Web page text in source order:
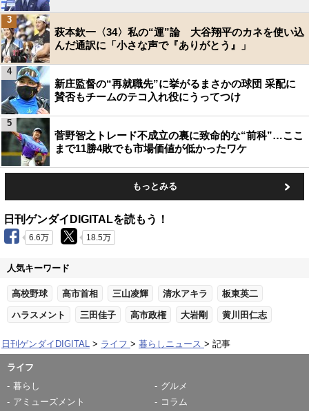
萩本欽一〈34〉私の“運”論 大谷翔平のカネを使い込
んだ通訳に「小さな声で『ありがとう』」
3
新庄監督の“再就職先”に挙がるまさかの球団 采配に
賛否もチームのテコ入れ役にうってつけ
4
菅野智之トレード不成立の裏に致命的な“前科”…ここ
まで11勝4敗でも市場価値が低かったワケ
5
もっとみる
日刊ゲンダイDIGITALを読もう！
6.6万 18.5万
人気キーワード
高校野球 高市首相 三山凌輝 清水アキラ 板東英二
ハラスメント 三田佳子 高市政権 大岩剛 黄川田仁志
日刊ゲンダイDIGITAL ライフ 暮らしニュース 記事
ライフ
暮らし
グルメ
アミューズメント
コラム